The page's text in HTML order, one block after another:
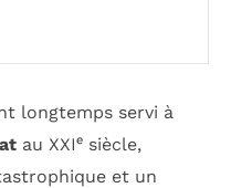
longtemps servi à
au XXIᵉ siècle,
et un